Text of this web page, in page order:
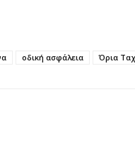
οδική ασφάλεια Όρια